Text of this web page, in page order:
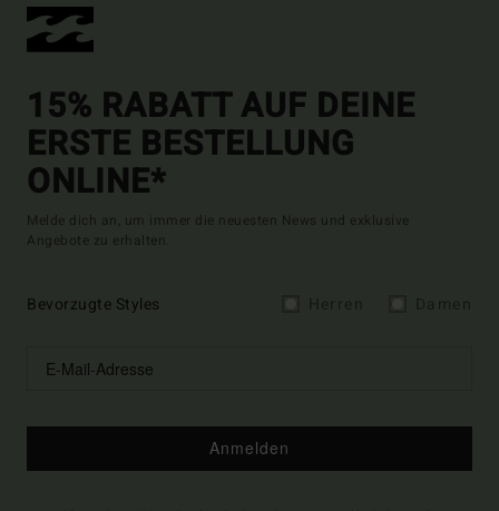
15% RABATT AUF DEINE
ERSTE BESTELLUNG
ONLINE*
Melde dich an, um immer die neuesten News und exklusive
Angebote zu erhalten.
Bevorzugte Styles
Anmelden